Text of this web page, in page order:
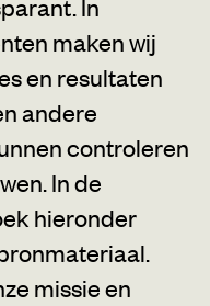
In
maken wij
en resultaten
andere
controleren
In de
hieronder
missie en